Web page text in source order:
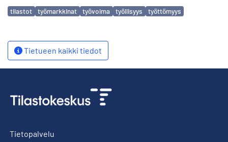
Avainsanat
tilastot työmarkkinat työvoima työllisyys työttömyys
Tietueen kaikki tiedot
Tietopalvelu